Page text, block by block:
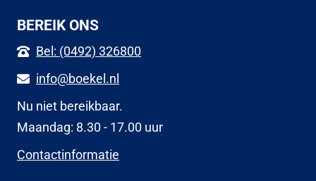
BEREIK ONS
Bel: (0492) 326800
info@boekel.nl
Nu niet bereikbaar.
Maandag: 8.30 - 17.00 uur
Contactinformatie